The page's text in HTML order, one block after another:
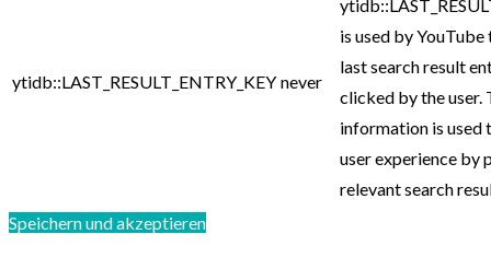
ytidb::LAST_RESULT_ENTRY_KEY never
is used by
last search result
clicked by the user.
information is used
user experience by
relevant search
Speichern und akzeptieren